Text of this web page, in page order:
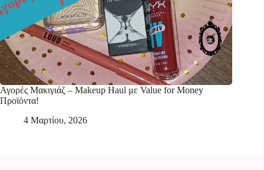
Αγορές Μακιγιάζ – Makeup Haul με Value for Money
Προϊόντα!
4 Μαρτίου, 2026